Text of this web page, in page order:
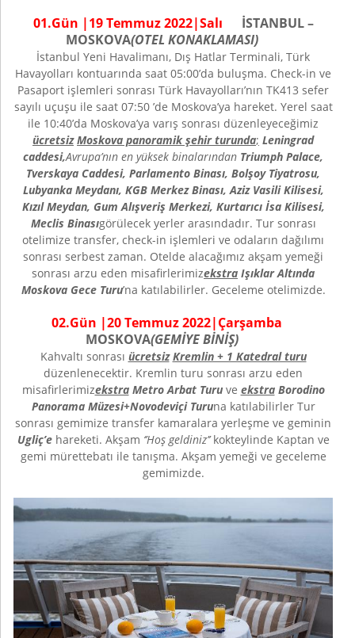
01.Gün |19 Temmuz2022|Salı İSTANBUL ­–
MOSKOVA(OTEL KONAKLAMASI)
İstanbul Yeni Havalimanı, Dış Hatlar Terminali, Türk
Havayolları kontuarında saat 05:00’da buluşma. Check-in ve
Pasaport işlemleri sonrası Türk Havayolları’nın TK413 sefer
sayılı uçuşu ile saat 07:50 ’de Moskova’ya hareket. Yerel saat
ile 10:40’da Moskova’ya varış sonrası düzenleyeceğimiz
ücretsiz Moskova panoramik şehir turunda; Leningrad
caddesi,Avrupa’nın en yüksek binalarından Triumph Palace,
Tverskaya Caddesi, Parlamento Binası, Bolşoy Tiyatrosu,
Lubyanka Meydanı, KGB Merkez Binası, Aziz Vasili Kilisesi,
Kızıl Meydan, Gum Alışveriş Merkezi, Kurtarıcı İsa Kilisesi,
Meclis Binasıgörülecek yerler arasındadır. Tur sonrası
otelimize transfer, check-in işlemleri ve odaların dağılımı
sonrası serbest zaman. Otelde alacağımız akşam yemeği
sonrası arzu eden misafirlerimizekstra Işıklar Altında
Moskova Gece Turu’na katılabilirler. Geceleme otelimizde.
02.Gün |20 Temmuz2022|Çarşamba
MOSKOVA(GEMİYE BİNİŞ)
Kahvaltı sonrası ücretsiz Kremlin + 1 Katedral turu
düzenlenecektir. Kremlin turu sonrası arzu eden
misafirlerimizekstra Metro Arbat Turuve ekstra Borodino
Panorama Müzesi+Novodeviçi Turuna katılabilirler Tur
sonrası gemimize transfer kamaralara yerleşme ve geminin
Ugliç’e hareketi. Akşam ‘’Hoş geldiniz’’kokteylinde Kaptan ve
gemi mürettebatı ile tanışma. Akşam yemeği ve geceleme
gemimizde.